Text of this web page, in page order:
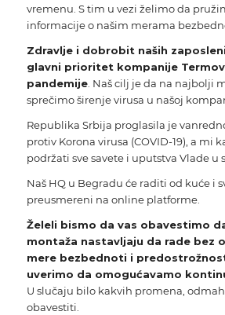
vremenu. S tim u vezi želimo da
informacije o našim merama
Zdravlje i dobrobit naših
glavni prioritet kompanije
pandemije. Naš cilj je da na najbolji
sprečimo širenje virusa u našoj
Republika Srbija proglasila je
protiv Korona virusa (COVID-19), a mi
podržati sve savete i uputstva Vlade u
Naš HQ u Begradu će raditi od kuće i
preusmereni na online platforme.
Želeli bismo da vas obavestimo
montaža nastavljaju da rade bez
mere bezbednoti i
uverimo da omogućavamo
U slučaju bilo kakvih promena,
obavestiti.